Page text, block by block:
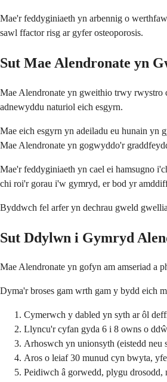
Mae'r feddyginiaeth yn arbennig o
sawl ffactor risg ar gyfer osteoporosis.
Sut Mae Alendronate yn
Mae Alendronate yn gweithio trwy rwystro
adnewyddu naturiol eich esgyrn.
Mae eich esgyrn yn adeiladu eu hunain
Mae Alendronate yn gogwyddo'r
Mae'r feddyginiaeth yn cael ei hamsugno
chi roi'r gorau i'w gymryd, er bod yr
Byddwch fel arfer yn dechrau gweld
Sut Ddylwn i Gymryd
Mae Alendronate yn gofyn am amseriad a
Dyma'r broses gam wrth gam y bydd eich
Cymerwch y dabled yn syth ar ôl
Llyncu'r cyfan gyda 6 i 8 owns o
Arhoswch yn unionsyth (eistedd
Aros o leiaf 30 munud cyn bwyta,
Peidiwch â gorwedd, plygu